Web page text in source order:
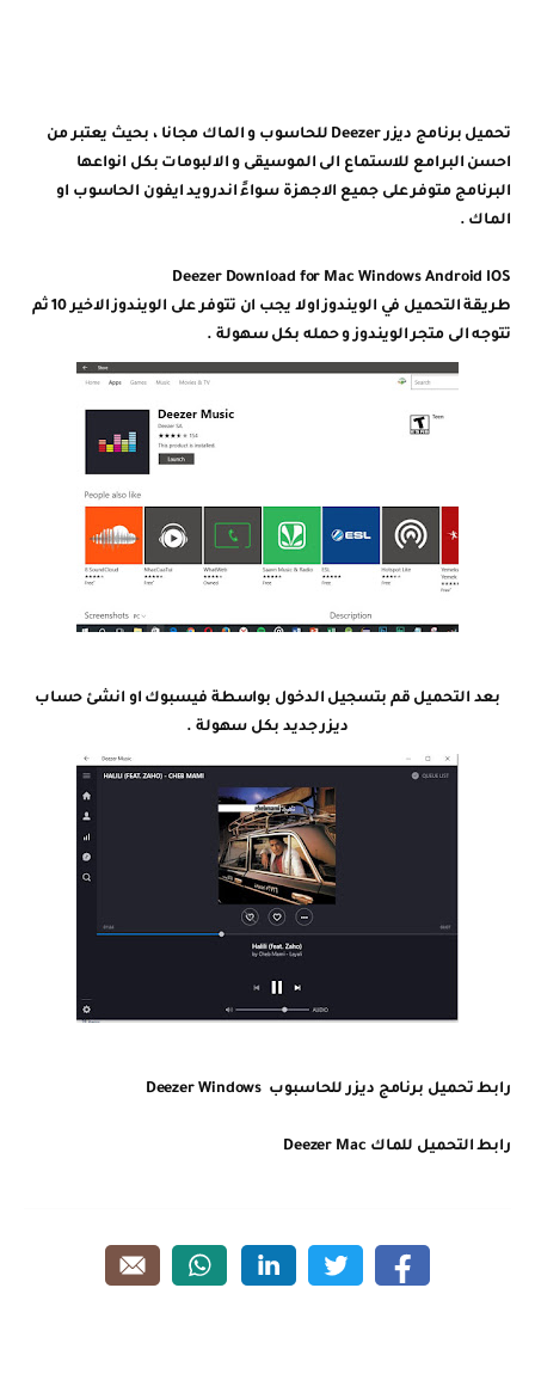
تحميل برنامج ديزر Deezer للحاسوب و الماك مجانا ، بحيث يعتبر من
احسن البرامع للاستماع الى الموسيقى و الالبومات بكل انواعها
البرنامج متوفر على جميع الاجهزة سواءً اندرويد ايفون الحاسوب او
الماك .
Deezer Download for Mac Windows Android IOS
طريقة التحميل في الويندوز اولا يجب ان تتوفر على الويندوز الاخير 10 ثم
تتوجه الى متجر الويندوز و حمله بكل سهولة .
بعد التحميل قم بتسجيل الدخول بواسطة فيسبوك او انشئ حساب
ديزر جديد بكل سهولة .
رابط تحميل برنامج ديزر للحاسبوب Deezer Windows
رابط التحميل للماك Deezer Mac